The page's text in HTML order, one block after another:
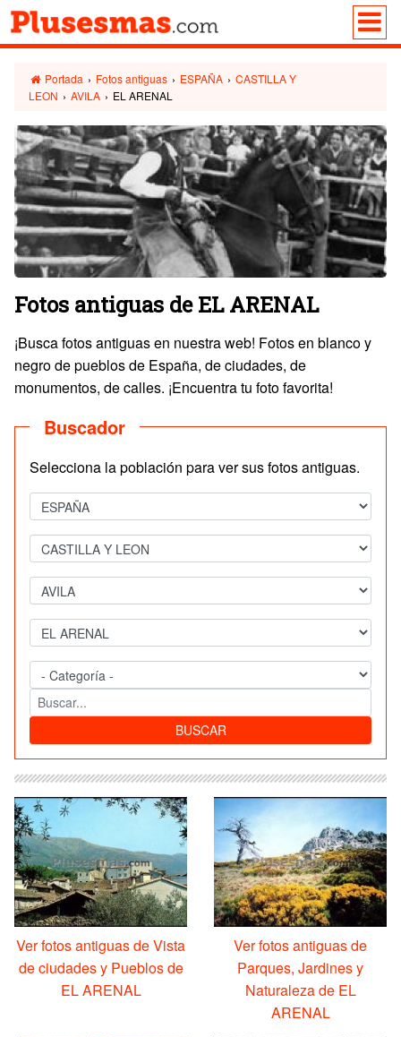
Portada › Fotos antiguas › ESPAÑA › CASTILLA Y
LEON › AVILA › EL ARENAL
Fotos antiguas de EL ARENAL
¡Busca fotos antiguas en nuestra web! Fotos en blanco y
negro de pueblos de España, de ciudades, de
monumentos, de calles. ¡Encuentra tu foto favorita!
Buscador
Selecciona la población para ver sus fotos antiguas.
BUSCAR
Ver fotos antiguas de Vista
de ciudades y Pueblos de
EL ARENAL
Ver fotos antiguas de
Parques, Jardines y
Naturaleza de EL
ARENAL